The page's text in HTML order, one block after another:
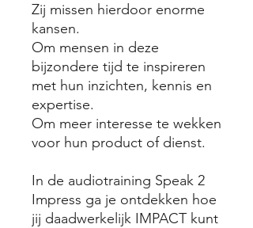
Zij missen hierdoor enorme
kansen.
Om mensen in deze
bijzondere tijd te inspireren
met hun inzichten, kennis en
expertise.
Om meer interesse te wekken
voor hun product of dienst.
In de audiotraining Speak 2
Impress ga je ontdekken hoe
jij daadwerkelijk IMPACT kunt